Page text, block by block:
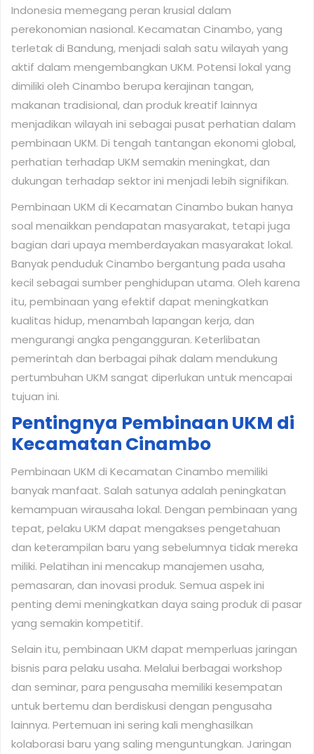
Indonesia memegang peran krusial dalam
perekonomian nasional. Kecamatan Cinambo, yang
terletak di Bandung, menjadi salah satu wilayah yang
aktif dalam mengembangkan UKM. Potensi lokal yang
dimiliki oleh Cinambo berupa kerajinan tangan,
makanan tradisional, dan produk kreatif lainnya
menjadikan wilayah ini sebagai pusat perhatian dalam
pembinaan UKM. Di tengah tantangan ekonomi global,
perhatian terhadap UKM semakin meningkat, dan
dukungan terhadap sektor ini menjadi lebih signifikan.
Pembinaan UKM di Kecamatan Cinambo bukan hanya
soal menaikkan pendapatan masyarakat, tetapi juga
bagian dari upaya memberdayakan masyarakat lokal.
Banyak penduduk Cinambo bergantung pada usaha
kecil sebagai sumber penghidupan utama. Oleh karena
itu, pembinaan yang efektif dapat meningkatkan
kualitas hidup, menambah lapangan kerja, dan
mengurangi angka pengangguran. Keterlibatan
pemerintah dan berbagai pihak dalam mendukung
pertumbuhan UKM sangat diperlukan untuk mencapai
tujuan ini.
Pentingnya Pembinaan UKM di
Kecamatan Cinambo
Pembinaan UKM di Kecamatan Cinambo memiliki
banyak manfaat. Salah satunya adalah peningkatan
kemampuan wirausaha lokal. Dengan pembinaan yang
tepat, pelaku UKM dapat mengakses pengetahuan
dan keterampilan baru yang sebelumnya tidak mereka
miliki. Pelatihan ini mencakup manajemen usaha,
pemasaran, dan inovasi produk. Semua aspek ini
penting demi meningkatkan daya saing produk di pasar
yang semakin kompetitif.
Selain itu, pembinaan UKM dapat memperluas jaringan
bisnis para pelaku usaha. Melalui berbagai workshop
dan seminar, para pengusaha memiliki kesempatan
untuk bertemu dan berdiskusi dengan pengusaha
lainnya. Pertemuan ini sering kali menghasilkan
kolaborasi baru yang saling menguntungkan. Jaringan